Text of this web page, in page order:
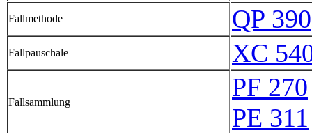
Fallmethode QP 390
Fallpauschale XC
Fallsammlung
PF 270
PE 311